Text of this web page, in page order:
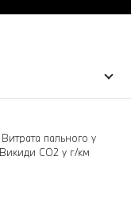
пального у
CO2 у г/км